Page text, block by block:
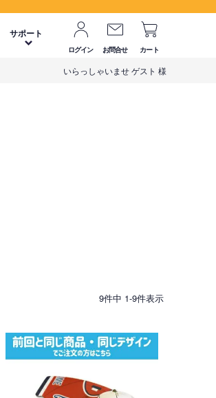
サポート
ログイン お問合せ カート
いらっしゃいませ ゲスト 様
9件中 1-9件表示